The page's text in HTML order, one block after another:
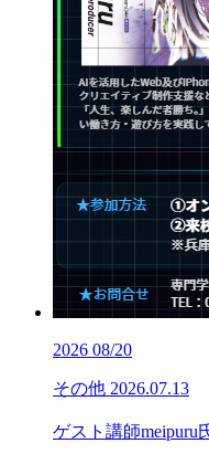
2026 08/20
その他 2026.07.13
ゲスト講師